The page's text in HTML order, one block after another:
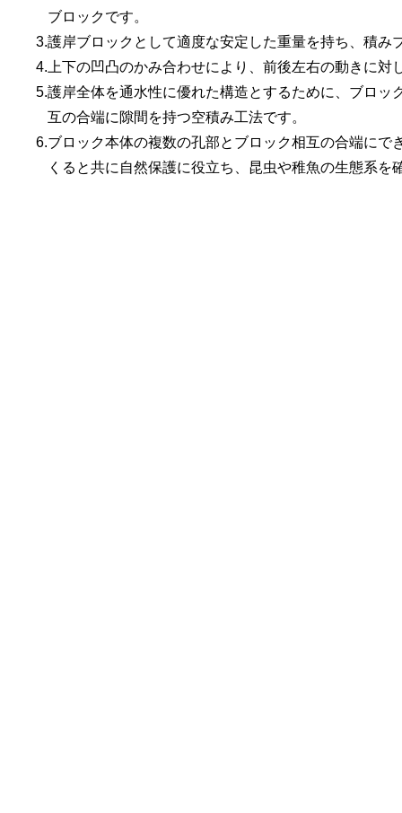
ブロックです。
3.護岸ブロックとして適度な安定した重量を持ち、積み
4. 上下の凹凸のかみ合わせにより、前後左右の動きに対
5.護岸全体を通水性に優れた構造とするために、ブロッ
互の合端に隙間を持つ空積み工法です。
6.ブロック本体の複数の孔部とブロック相互の合端にで
くると共に自然保護に役立ち、昆虫や稚魚の生態系を